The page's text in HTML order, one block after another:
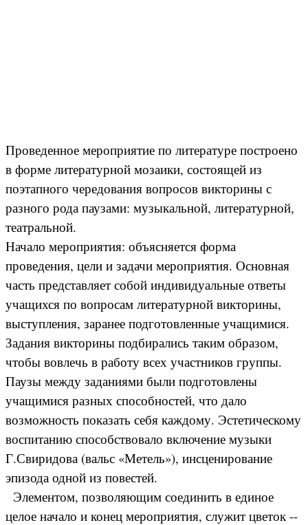
Проведенное мероприятие по литературе построено
в форме литературной мозаики, состоящей из
поэтапного чередования вопросов викторины с
разного рода паузами: музыкальной, литературной,
театральной.
Начало мероприятия: объясняется форма
проведения, цели и задачи мероприятия. Основная
часть представляет собой индивидуальные ответы
учащихся по вопросам литературной викторины,
выступления, заранее подготовленные учащимися.
Задания викторины подбирались таким образом,
чтобы вовлечь в работу всех участников группы.
Паузы между заданиями были подготовлены
учащимися разных способностей, что дало
возможность показать себя каждому. Эстетическому
воспитанию способствовало включение музыки
Г.Свиридова (вальс «Метель»), инсценирование
эпизода одной из повестей.
Элементом, позволяющим соединить в единое
целое начало и конец мероприятия, служит цветок --